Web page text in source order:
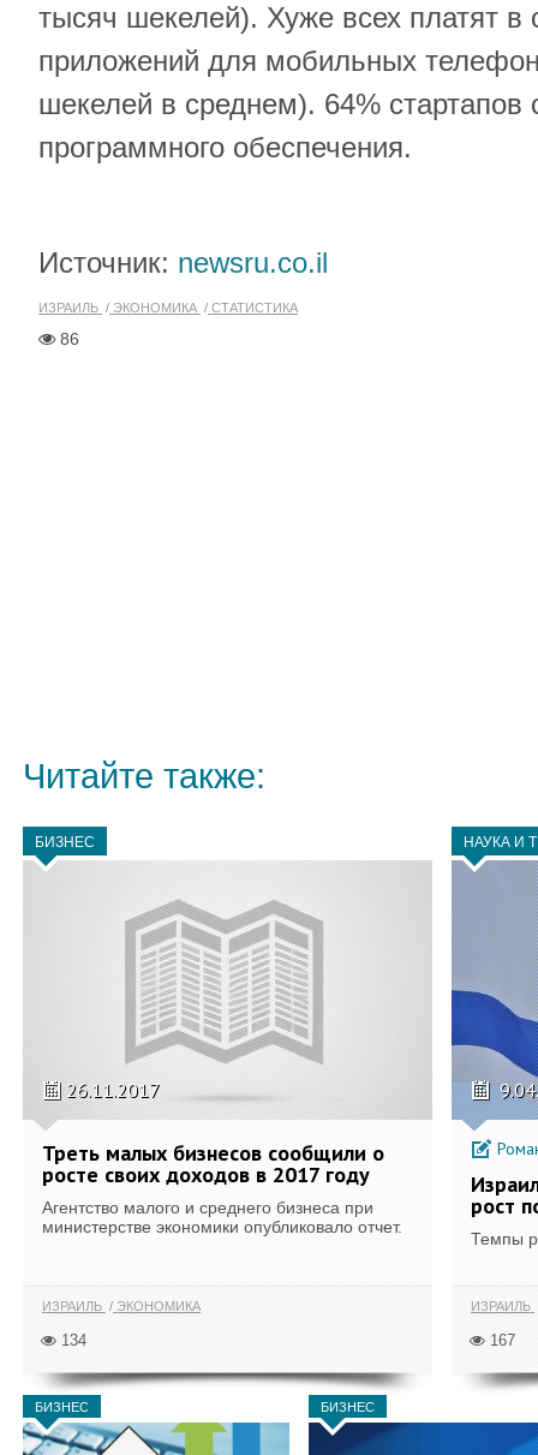
тысяч шекелей). Хуже всех платят в
приложений для мобильных
шекелей в среднем). 64% стартапов
программного обеспечения.
Источник: newsru.co.il
ИЗРАИЛЬ ЭКОНОМИКА СТАТИСТИКА
86
Читайте также:
БИЗНЕС
26.11.2017
Треть малых бизнесов сообщили о
росте своих доходов в 2017 году
Агентство малого и среднего бизнеса при
министерстве экономики опубликовало отчет.
ИЗРАИЛЬ ЭКОНОМИКА
134
НАУКА И
рост
Темпы
ИЗРАИЛЬ
167
БИЗНЕС БИЗНЕС